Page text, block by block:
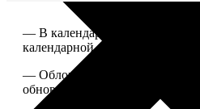
— В календаре 13 листов:
календарной сеткой.
— Обложка для календаря
обновляем каждый год.